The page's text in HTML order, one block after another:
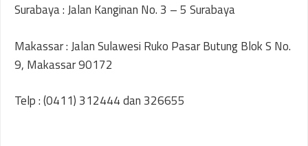
Surabaya : Jalan Kanginan No. 3 – 5 Surabaya
Makassar : Jalan Sulawesi Ruko Pasar Butung Blok S No.
9, Makassar 90172
Telp : (0411) 312444 dan 326655